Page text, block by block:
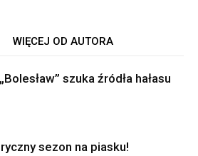
WIĘCEJ OD AUTORA
szuka źródła hałasu
sezon na piasku!